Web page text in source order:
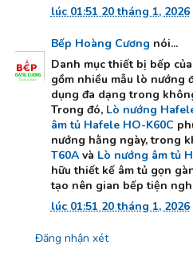
lúc 01:51 20 tháng 1, 2026
Bếp Hoàng Cương nói...
Danh mục thiết bị bếp của
gồm nhiều mẫu lò nướng
dụng đa dạng trong
Trong đó, Lò nướng
âm tủ Hafele HO-K60C
nướng hằng ngày, trong
T60Avà Lò nướng âm tủ
hữu thiết kế âm tủ gọn
tạo nên gian bếp tiện
lúc 01:51 20 tháng 1, 2026
Đăng nhận xét